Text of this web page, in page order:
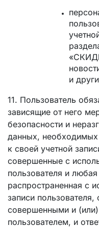
и
11. Пользователь
зависящие от него
безопасности и
данных, необходимых
к своей учетной
совершенные с
пользователя и
распространенная с
записи пользователя,
совершенными и
пользователем, и